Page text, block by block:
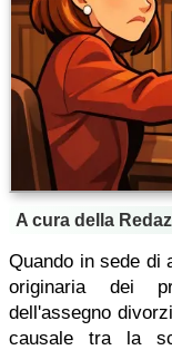
A cura della
Quando in sede di
originaria dei
dell'assegno
causale tra la